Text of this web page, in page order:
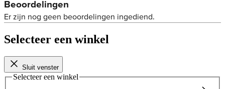
Selecteer een winkel
Sluit venster
Selecteer een winkel